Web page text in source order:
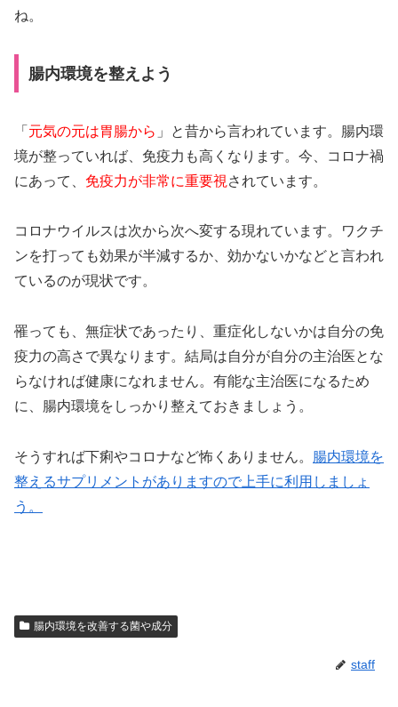
ね。
腸内環境を整えよう
「 元気の元は胃腸から 」と昔から言われています。腸内環
境が整っていれば、免疫力も高くなります。今、コロナ禍
にあって、 免疫力が非常に重要視 されています。
コロナウイルスは次から次へ変する現れています。ワクチ
ンを打っても効果が半減するか、効かないかなどと言われ
ているのが現状です。
罹っても、無症状であったり、重症化しないかは自分の免
疫力の高さで異なります。結局は自分が自分の主治医とな
らなければ健康になれません。有能な主治医になるため
に、腸内環境をしっかり整えておきましょう。
そうすれば下痢やコロナなど怖くありません。 腸内環境を
整えるサプリメントがありますので上手に利用しましょ
う。
腸内環境を改善する菌や成分
staff